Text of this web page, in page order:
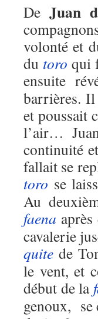
DeJuan
volonté et
du toro qui
ensuite
barrières.
et poussait
l’air…
continuité
fallait se
toro se
Au
faena
cavalerie
quite de
le vent, et
début de la
genoux, se